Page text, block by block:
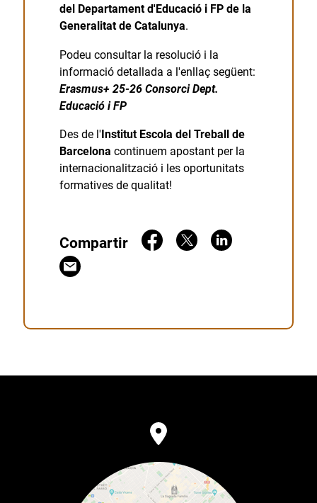
del Departament d'Educació i FP de la
Generalitat de Catalunya.
Podeu consultar la resolució i la
informació detallada a l'enllaç següent:
Erasmus+ 25-26 Consorci Dept.
Educació i FP
Des de l'Institut Escola del Treball de
Barcelona continuem apostant per la
internacionalització i les oportunitats
formatives de qualitat!
Compartir